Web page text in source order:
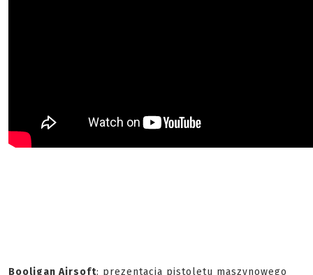
Booligan Airsoft: prezentacja pistoletu maszynowego